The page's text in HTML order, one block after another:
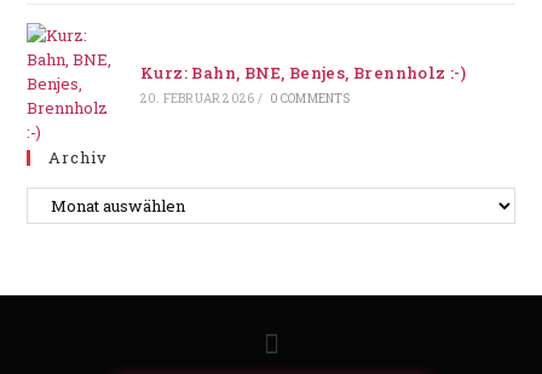
Kurz: Bahn, BNE, Benjes, Brennholz :-)
20. FEBRUAR 2026 / 0 COMMENTS
Archiv